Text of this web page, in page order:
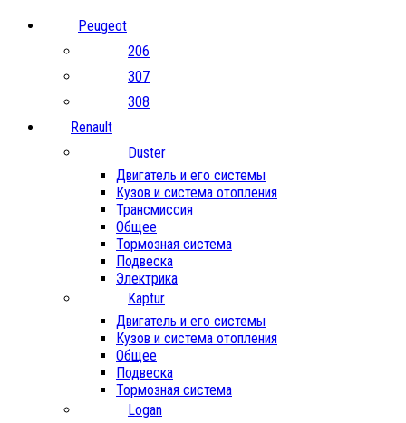
Peugeot
206
307
308
Renault
Duster
Двигатель и его системы
Кузов и система отопления
Трансмиссия
Общее
Тормозная система
Подвеска
Электрика
Kaptur
Двигатель и его системы
Кузов и система отопления
Общее
Подвеска
Тормозная система
Logan